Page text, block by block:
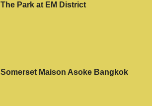
The Park at EM District
Somerset Maison Asoke Bangkok